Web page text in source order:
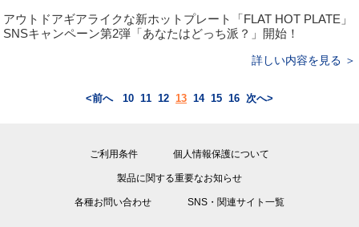
アウトドアギアライクな新ホットプレート「FLAT HOT PLATE」
SNSキャンペーン第2弾「あなたはどっち派？」開始！
詳しい内容を見る ＞
<前へ 10 11 12 13 14 15 16 次へ>
ご利用条件 個人情報保護について
製品に関する重要なお知らせ
各種お問い合わせ SNS・関連サイト一覧